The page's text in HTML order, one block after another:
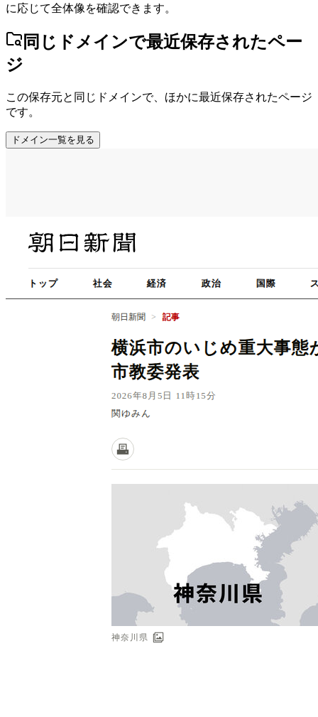
に応じて全体像を確認できます。
同じドメインで最近保存されたペー
ジ
この保存元と同じドメインで、ほかに最近保存されたページ
です。
ドメイン一覧を見る